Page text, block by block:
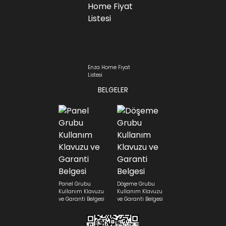
Enza Home Fiyat
Listesi
BELGELER
Panel Grubu
Kullanım Klavuzu
ve Garanti Belgesi
Döşeme Grubu
Kullanım Klavuzu
ve Garanti Belgesi